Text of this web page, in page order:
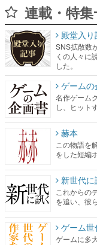
連載・特
殿堂入
SNS拡散数
くの人々に
した。
ゲーム
名作ゲーム
し、ヒット
赫本
この物語を
をした短編
新世代に
これからの
を追い、彼
ゲーム世
ゲームに多